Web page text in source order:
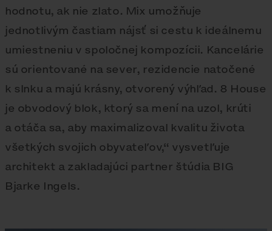
hodnotu, ak nie zlato. Mix umožňuje
jednotlivým častiam nájsť si cestu k ideálnemu
umiestneniu v spoločnej kompozícii. Kancelárie
sú orientované na sever, rezidencie natočené
k slnku a majú krásny, otvorený výhľad. 8 House
je obvodový blok, ktorý sa mení na uzol, krúti
a otáča sa, aby maximalizoval kvalitu života
všetkých svojich obyvateľov,“ vysvetľuje
architekt a zakladajúci partner štúdia BIG
Bjarke Ingels.